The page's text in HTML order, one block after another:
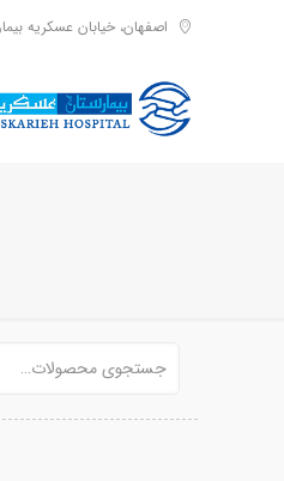
اصفهان، خیابان عسکریه